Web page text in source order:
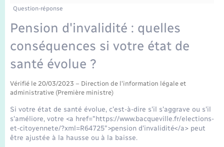
Etat-civil - Papiers - Citoyenneté
Mariage – PACS
Parrainage civil
Recensement
Logement - Urbanisme
Loisirs
Nouvel habitant
Numérique
Transports scolaires
Travaux - Autorisation d’occupation de l’espace
Compétences
Plan interactif
Présentation de la commune
Publications
La Communauté de communes
Question-réponse
Pension d'invalidité : quelles
conséquences si votre état de
santé évolue ?
Vérifié le 20/03/2023 – Direction de l'information légale et
administrative (Première ministre)
Si votre état de santé évolue, c'est-à-dire s'il s'aggrave ou s'il
s'améliore, votre <a href="https://www.bacqueville.fr/elections-
et-citoyennete/?xml=R64725">pension d'invalidité</a> peut
être ajustée à la hausse ou à la baisse.